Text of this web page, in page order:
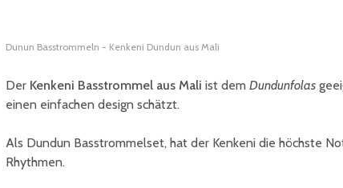
Dunun Basstrommeln - Kenkeni Dundun aus Mali
Der Kenkeni Basstrommel aus Mali ist dem Dundunfolas
einen einfachen design schätzt.
Als Dundun Basstrommelset, hat der Kenkeni die höchste
Rhythmen.